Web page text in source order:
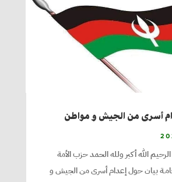
أسرى من الجيش و مواطن
الله أكبر ولله الحمد حزب الأمة
بيان حول إعدام أسرى من الجيش و